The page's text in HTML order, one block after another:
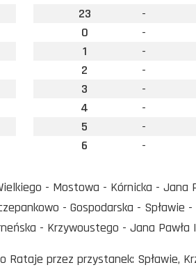
23
-
0
-
1
-
2
-
3
-
4
-
5
-
6
-
- Mostowa - Kórnicka -
- Gospodarska - Spławie
- Krzywoustego - Jana Pawła
Rataje przez przystanek: Spławie,